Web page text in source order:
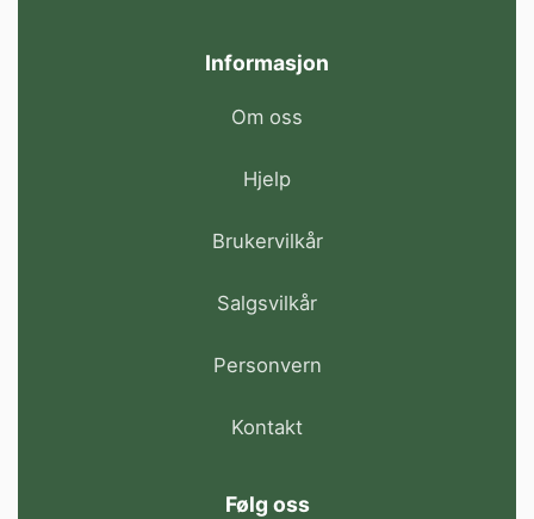
Informasjon
Om oss
Hjelp
Brukervilkår
Salgsvilkår
Personvern
Kontakt
Følg oss